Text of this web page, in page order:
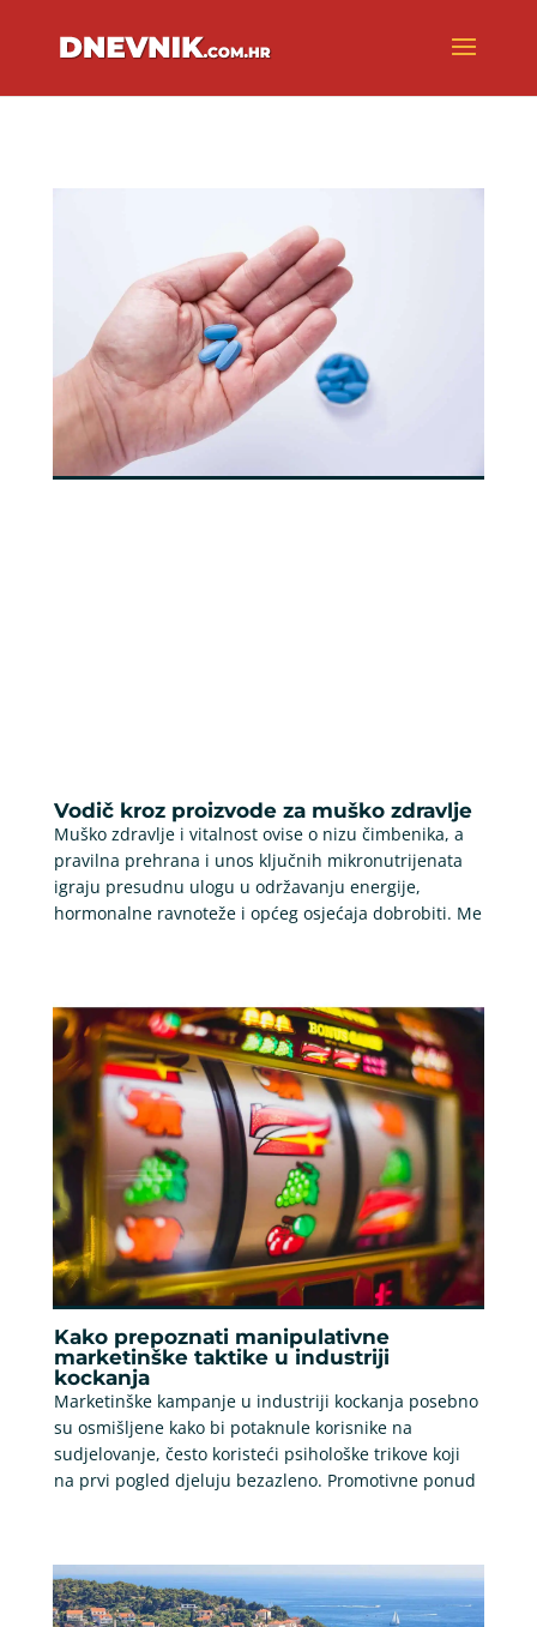
Vodič kroz proizvode za muško zdravlje
Muško zdravlje i vitalnost ovise o nizu čimbenika, a
pravilna prehrana i unos ključnih mikronutrijenata
igraju presudnu ulogu u održavanju energije,
hormonalne ravnoteže i općeg osjećaja dobrobiti. Me
Kako prepoznati manipulativne
marketinške taktike u industriji
kockanja
Marketinške kampanje u industriji kockanja posebno
su osmišljene kako bi potaknule korisnike na
sudjelovanje, često koristeći psihološke trikove koji
na prvi pogled djeluju bezazleno. Promotivne ponud